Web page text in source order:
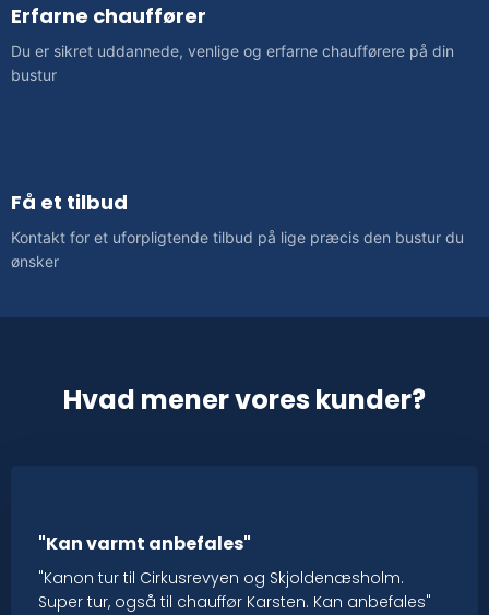
Erfarne chauffører
Du er sikret uddannede, venlige og erfarne chaufførere på din
bustur
Få et tilbud
Kontakt for et uforpligtende tilbud på lige præcis den bustur du
ønsker
Hvad mener vores kunder?
"Kan varmt anbefales"
"Kanon tur til Cirkusrevyen og Skjoldenæsholm.
Super tur, også til chauffør Karsten. Kan anbefales"